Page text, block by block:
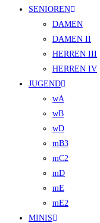
SENIOREN
DAMEN
DAMEN II
HERREN III
HERREN IV
JUGEND
wA
wB
wD
mB3
mC2
mD
mE
mE2
MINIS